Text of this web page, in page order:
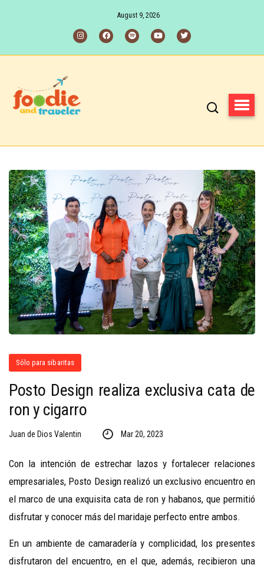
August 9, 2026
Sólo para sibaritas
Posto Design realiza exclusiva cata de
ron y cigarro
Juan de Dios Valentin Mar 20, 2023
Con la intención de estrechar lazos y fortalecer relaciones
empresariales, Posto Design realizó un exclusivo encuentro en
el marco de una exquisita cata de ron y habanos, que permitió
disfrutar y conocer más del maridaje perfecto entre ambos.
En un ambiente de camaradería y complicidad, los presentes
disfrutaron del encuentro, en el que, además, recibieron una